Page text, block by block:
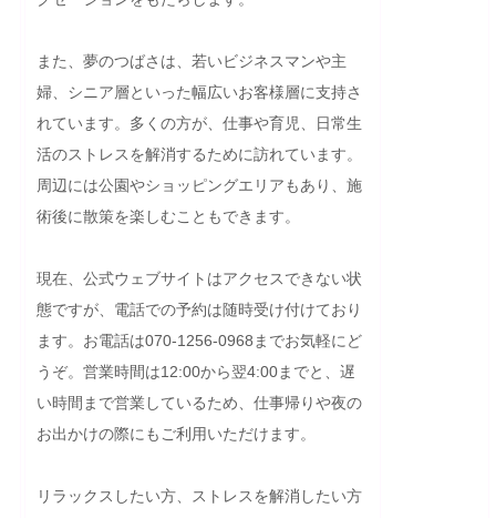
また、夢のつばさは、若いビジネスマンや主
婦、シニア層といった幅広いお客様層に支持さ
れています。多くの方が、仕事や育児、日常生
活のストレスを解消するために訪れています。
周辺には公園やショッピングエリアもあり、施
術後に散策を楽しむこともできます。
現在、公式ウェブサイトはアクセスできない状
態ですが、電話での予約は随時受け付けており
ます。お電話は070-1256-0968までお気軽にど
うぞ。営業時間は12:00から翌4:00までと、遅
い時間まで営業しているため、仕事帰りや夜の
お出かけの際にもご利用いただけます。
リラックスしたい方、ストレスを解消したい方